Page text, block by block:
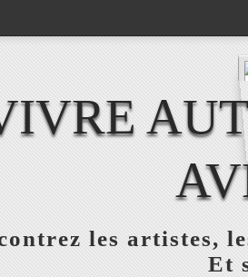
les artistes,
Et